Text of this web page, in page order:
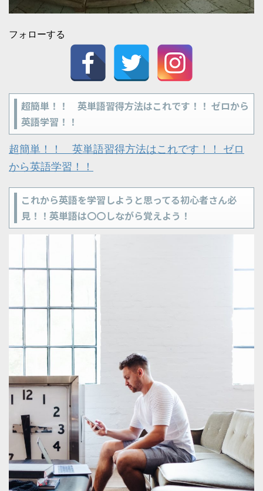
フォローする
超簡単！！ 英単語習得方法はこれです！！ ゼロから
英語学習！！
超簡単！！ 英単語習得方法はこれです！！ ゼロ
から英語学習！！
これから英語を学習しようと思ってる初心者さん必
見！！英単語は〇〇しながら覚えよう！